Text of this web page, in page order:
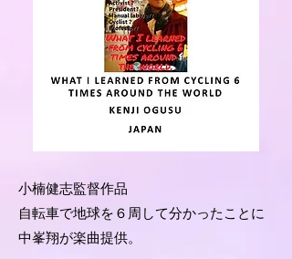
小楠健志監督作品
自転車で地球を６周して分かったことに
中峯翔が楽曲提供。